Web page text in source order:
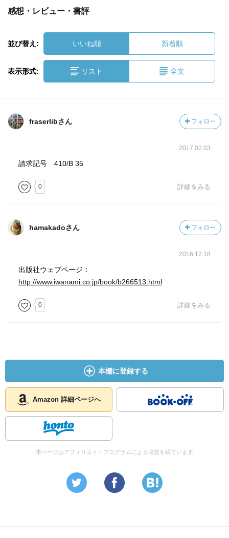
感想・レビュー・書評
並び替え: いいね順 新着順
表示形式: リスト 全文
fraserlibさん フォロー
2017.02.03
請求記号 410/B 35
0 詳細をみる
hamakadoさん フォロー
2016.12.18
出版社ウェブページ：
http://www.iwanami.co.jp/book/b266513.html
0 詳細をみる
本棚に登録する
Amazon 詳細ページへ
本ページはアフィリエイトプログラムによる収益を得ています